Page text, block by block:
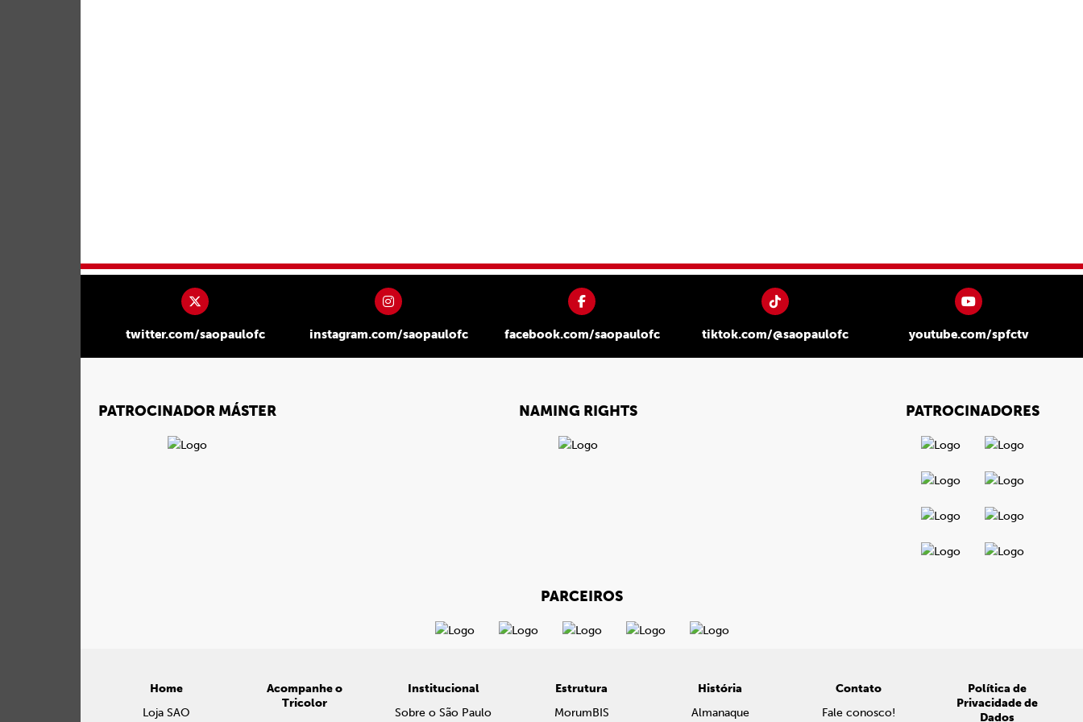
twitter.com/saopaulofc instagram.com/saopaulofc facebook.com/saopaulofc tiktok.com/@saopaulofc youtube.com/spfctv
PATROCINADOR MÁSTER NAMING RIGHTS PATROCINADORES
PARCEIROS
Home
Loja SAO
Acompanhe o
Tricolor
Institucional
Sobre o São Paulo
Estrutura
MorumBIS
História
Almanaque
Contato
Fale conosco!
Política de
Privacidade de
Dados